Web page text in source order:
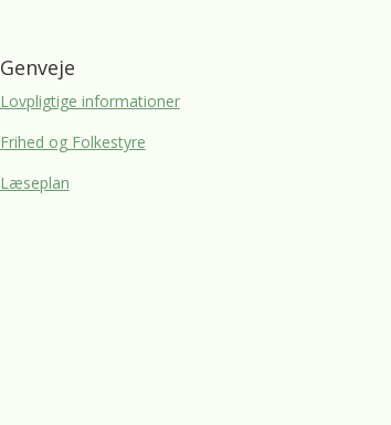
Genveje
Lovpligtige informationer
Frihed og Folkestyre
Læseplan